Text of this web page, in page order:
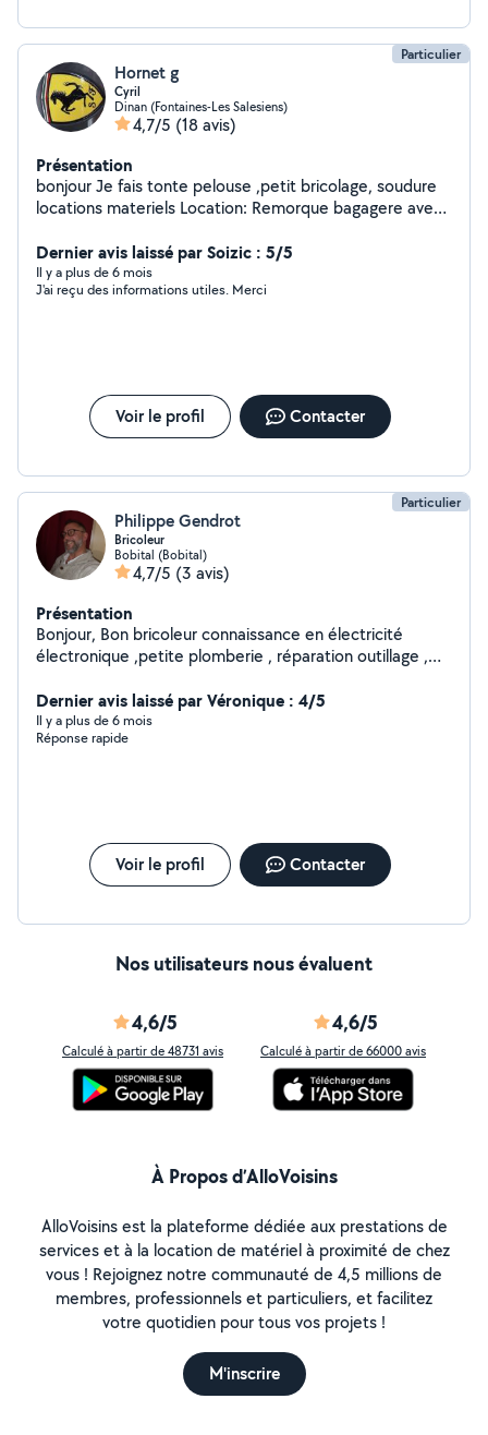
Particulier
Hornet g
Cyril
Dinan (Fontaines-Les Salesiens)
4,7/5 (18 avis)
Présentation
bonjour Je fais tonte pelouse ,petit bricolage, soudure
locations materiels Location: Remorque bagagere avec
nettoyeur haute pression Motoculteur Girafe pour placo
Groupe électrogène 4000w Compresseur 50l /25l
Chèque de caution demandé .
Dernier avis laissé par Soizic : 5/5
Il y a plus de 6 mois
J'ai reçu des informations utiles. Merci
Voir le profil Contacter
Particulier
Philippe Gendrot
Bricoleur
Bobital (Bobital)
4,7/5 (3 avis)
Présentation
Bonjour, Bon bricoleur connaissance en électricité
électronique ,petite plomberie , réparation outillage ,
Dernier avis laissé par Véronique : 4/5
Il y a plus de 6 mois
Réponse rapide
Voir le profil Contacter
Nos utilisateurs nous évaluent
4,6/5
Calculé à partir de 48731 avis
4,6/5
Calculé à partir de 66000 avis
À Propos d’AlloVoisins
AlloVoisins est la plateforme dédiée aux prestations de
services et à la location de matériel à proximité de chez
vous ! Rejoignez notre communauté de 4,5 millions de
membres, professionnels et particuliers, et facilitez
votre quotidien pour tous vos projets !
M'inscrire